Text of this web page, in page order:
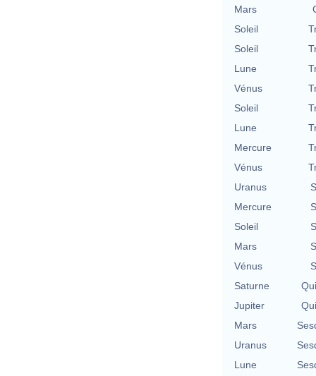
Mars
Soleil
Soleil
Lune
Vénus
Soleil
Lune
Mercure
Vénus
Uranus
Mercure
Soleil
Mars
Vénus
Saturne
Jupiter
Mars
Uranus
Lune